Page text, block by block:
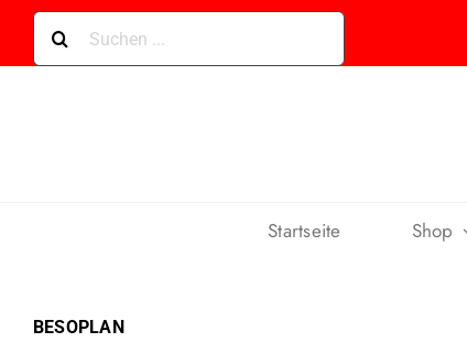
Skip
content
nach:
Startseite Shop
BESOPLAN